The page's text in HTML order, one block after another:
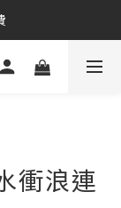
衝浪連